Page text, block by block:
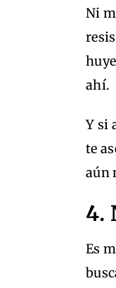
Ni
ahí.
Y si
te
aún
4.
Es